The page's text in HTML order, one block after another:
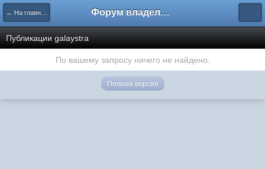
← На главную Форум владельцев интернет-магазинов
Публикации galaystra
По вашему запросу ничего не найдено.
Полная версия